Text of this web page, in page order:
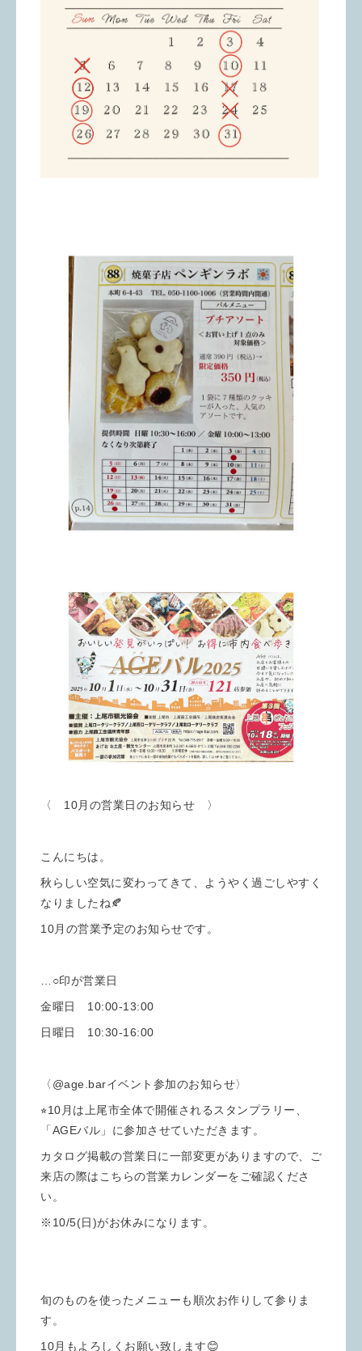
〈 10月の営業日のお知らせ 〉
こんにちは。
秋らしい空気に変わってきて、ようやく過ごしやすく
なりましたね🍂
10月の営業予定のお知らせです。
…○印が営業日
金曜日 10:00-13:00
日曜日 10:30-16:00
〈@age.barイベント参加のお知らせ〉
⭐︎10月は上尾市全体で開催されるスタンプラリー、
「AGEバル」に参加させていただきます。
カタログ掲載の営業日に一部変更がありますので、ご
来店の際はこちらの営業カレンダーをご確認くださ
い。
※10/5(日)がお休みになります。
旬のものを使ったメニューも順次お作りして参りま
す。
10月もよろしくお願い致します😊